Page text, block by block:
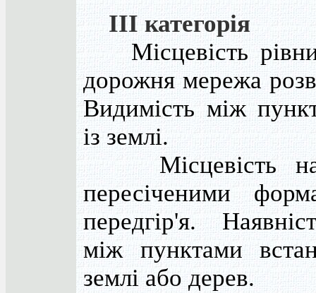
III категорія
Місцевість
дорожня мережа
Видимість між
із землі.
Місцевість
пересіченими
передгір'я.
між пунктами
землі або дерев.